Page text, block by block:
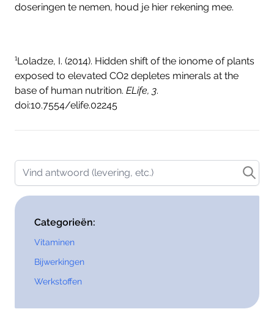
doseringen te nemen, houd je hier rekening mee.
¹Loladze, I. (2014). Hidden shift of the ionome of plants
exposed to elevated CO2 depletes minerals at the
base of human nutrition. ELife, 3.
doi:10.7554/elife.02245
Vind antwoord (levering, etc.)
Categorieën:
Vitaminen
Bijwerkingen
Werkstoffen